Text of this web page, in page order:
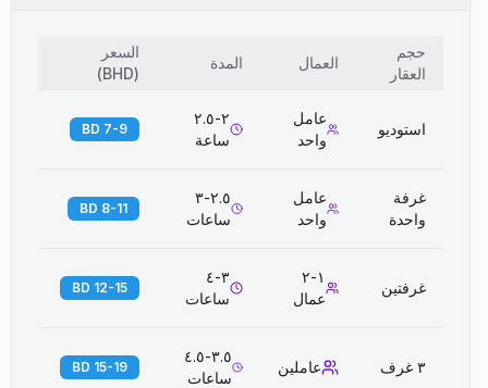
حجم
العقار
العمال المدة
السعر
(
BHD
)
استوديو
عامل
واحد
٢-٢.٥
ساعة
7-9 BD
غرفة
واحدة
عامل
واحد
٢.٥-٣
ساعات
8-11 BD
غرفتين
١-٢
عمال
٣-٤
ساعات
12-15 BD
٣ غرف عاملين
٣.٥-٤.٥
ساعات
15-19 BD